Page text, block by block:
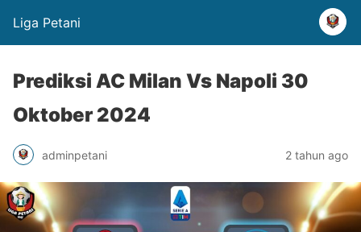
Liga Petani
Prediksi AC Milan Vs Napoli 30
Oktober 2024
adminpetani 2 tahun ago